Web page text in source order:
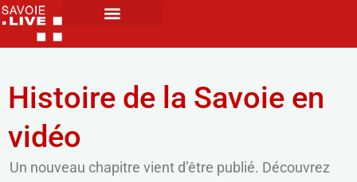
Histoire de la Savoie en
vidéo
Un nouveau chapitre vient d’être publié. Découvrez